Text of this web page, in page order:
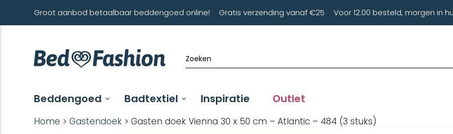
Groot aanbod betaalbaar beddengoed online! Gratis verzending vanaf €25 Voor 12:00 besteld, morgen in
Beddengoed Badtextiel Inspiratie Outlet
Home >Gastendoek > Gasten doek Vienna 30 x 50 cm – Atlantic – 484 (3 stuks)